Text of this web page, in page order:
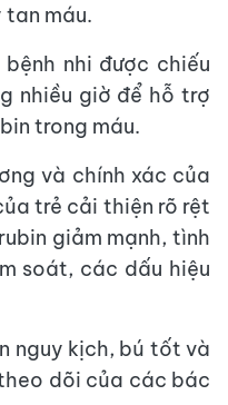
máu.
nhi được chiếu
nhiều giờ để hỗ trợ
trong máu.
và chính xác của
trẻ cải thiện rõ rệt
giảm mạnh, tình
soát, các dấu hiệu
nguy kịch, bú tốt và
dõi của các bác